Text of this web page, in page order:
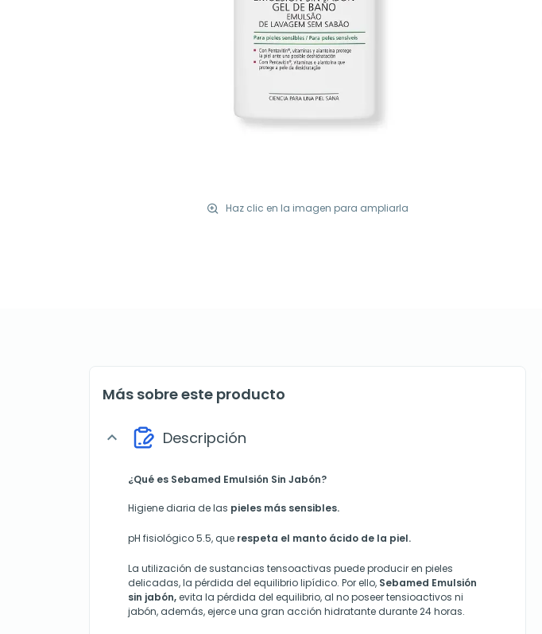
Haz clic en la imagen para ampliarla
Más sobre este producto
expand_more Descripción
¿Qué es Sebamed Emulsión Sin Jabón?
Higiene diaria de las pieles más sensibles.
pH fisiológico 5.5, que respeta el manto ácido de la piel.
La utilización de sustancias tensoactivas puede producir en pieles
delicadas, la pérdida del equilibrio lipídico. Por ello, Sebamed Emulsión
sin jabón,evita la pérdida del equilibrio, al no poseer tensioactivos ni
jabón, además, ejerce una gran acción hidratante durante 24 horas.